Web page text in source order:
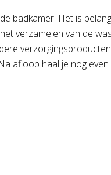
badkamer. Het is
verzamelen van de
afloop haal je nog